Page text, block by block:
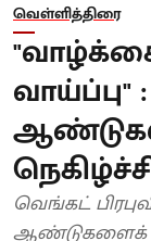
வெள்ளித்திரை
வாய்ப்பு"
வெங்கட்
ஆண்டுகளைக்